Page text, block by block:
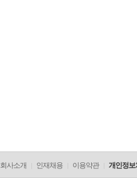
회사소개 인재채용 이용약관 개인정보